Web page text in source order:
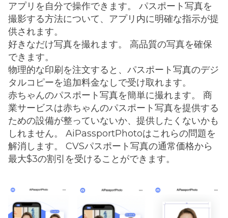
アプリを自分で操作できます。 パスポート写真を
撮影する方法について、アプリ内に明確な指示が提
供されます。
好きなだけ写真を撮れます。 高品質の写真を確保
できます。
物理的な印刷を注文すると、パスポート写真のデジ
タルコピーを追加料金なしで受け取れます。
赤ちゃんのパスポート写真を簡単に撮れます。 商
業サービスは赤ちゃんのパスポート写真を提供する
ための設備が整っていないか、提供したくないかも
しれません。 AiPassportPhotoはこれらの問題を
解消します。 CVSパスポート写真の通常価格から
最大$3の割引を受けることができます。